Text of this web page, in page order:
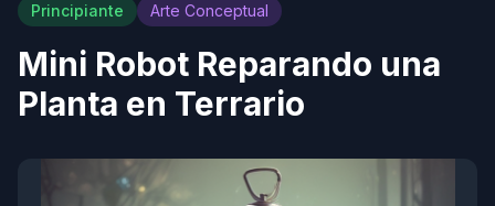
Principiante Arte Conceptual
Mini Robot Reparando una
Planta en Terrario